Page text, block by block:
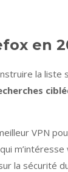
en
la liste
VPN
m’intéresse
la sécurité